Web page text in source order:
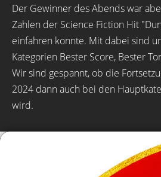
Der Gewinner des Abends war
Zahlen der Science Fiction Hit
einfahren konnte. Mit dabei sind
Kategorien Bester Score, Bester
Wir sind gespannt, ob die
2024 dann auch bei den
wird.